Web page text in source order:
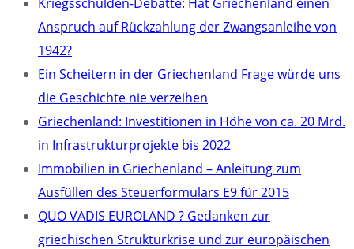
Anspruch auf Rückzahlung der Zwangsanleihe von
1942?
Ein Scheitern in der Griechenland Frage würde uns
die Geschichte nie verzeihen
Griechenland: Investitionen in Höhe von ca. 20 Mrd.
in Infrastrukturprojekte bis 2022
Immobilien in Griechenland – Anleitung zum
Ausfüllen des Steuerformulars E9 für 2015
QUO VADIS EUROLAND ? Gedanken zur
griechischen Strukturkrise und zur europäischen